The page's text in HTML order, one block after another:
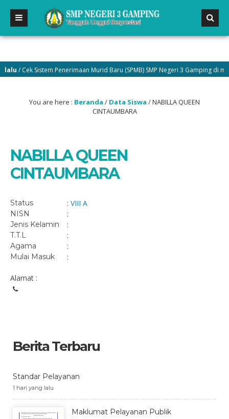
/ Cek Sistem Penerimaan Murid Baru (SPMB) SMP Negeri 3 Gamping di
You are here : Beranda / Data Siswa /NABILLA QUEEN
CINTAUMBARA
NABILLA QUEEN
CINTAUMBARA
Status : VIII A
NISN :
Jenis Kelamin :
T.T.L :
Agama :
Mulai Masuk :
Alamat :
Berita Terbaru
Standar Pelayanan
1 hari yang lalu
Maklumat Pelayanan Publik